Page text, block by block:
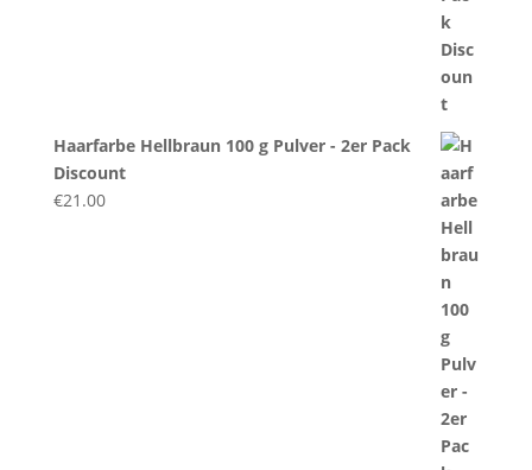
Haarfarbe Hellbraun 100 g Pulver - 2er Pack
Discount
€21.00